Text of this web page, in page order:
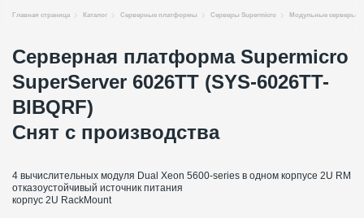
Главная страница Каталог Серверные платформы Серверы Supermicro Модульные серверы
Серверная платформа Supermicro
SuperServer 6026TT (SYS-6026TT-
BIBQRF)
Снят с производства
4 вычислительных модуля Dual Xeon 5600-series в одном корпусе 2U RM
отказоустойчивый источник питания
корпус 2U RackMount